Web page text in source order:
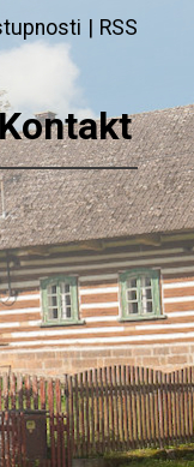
RSS